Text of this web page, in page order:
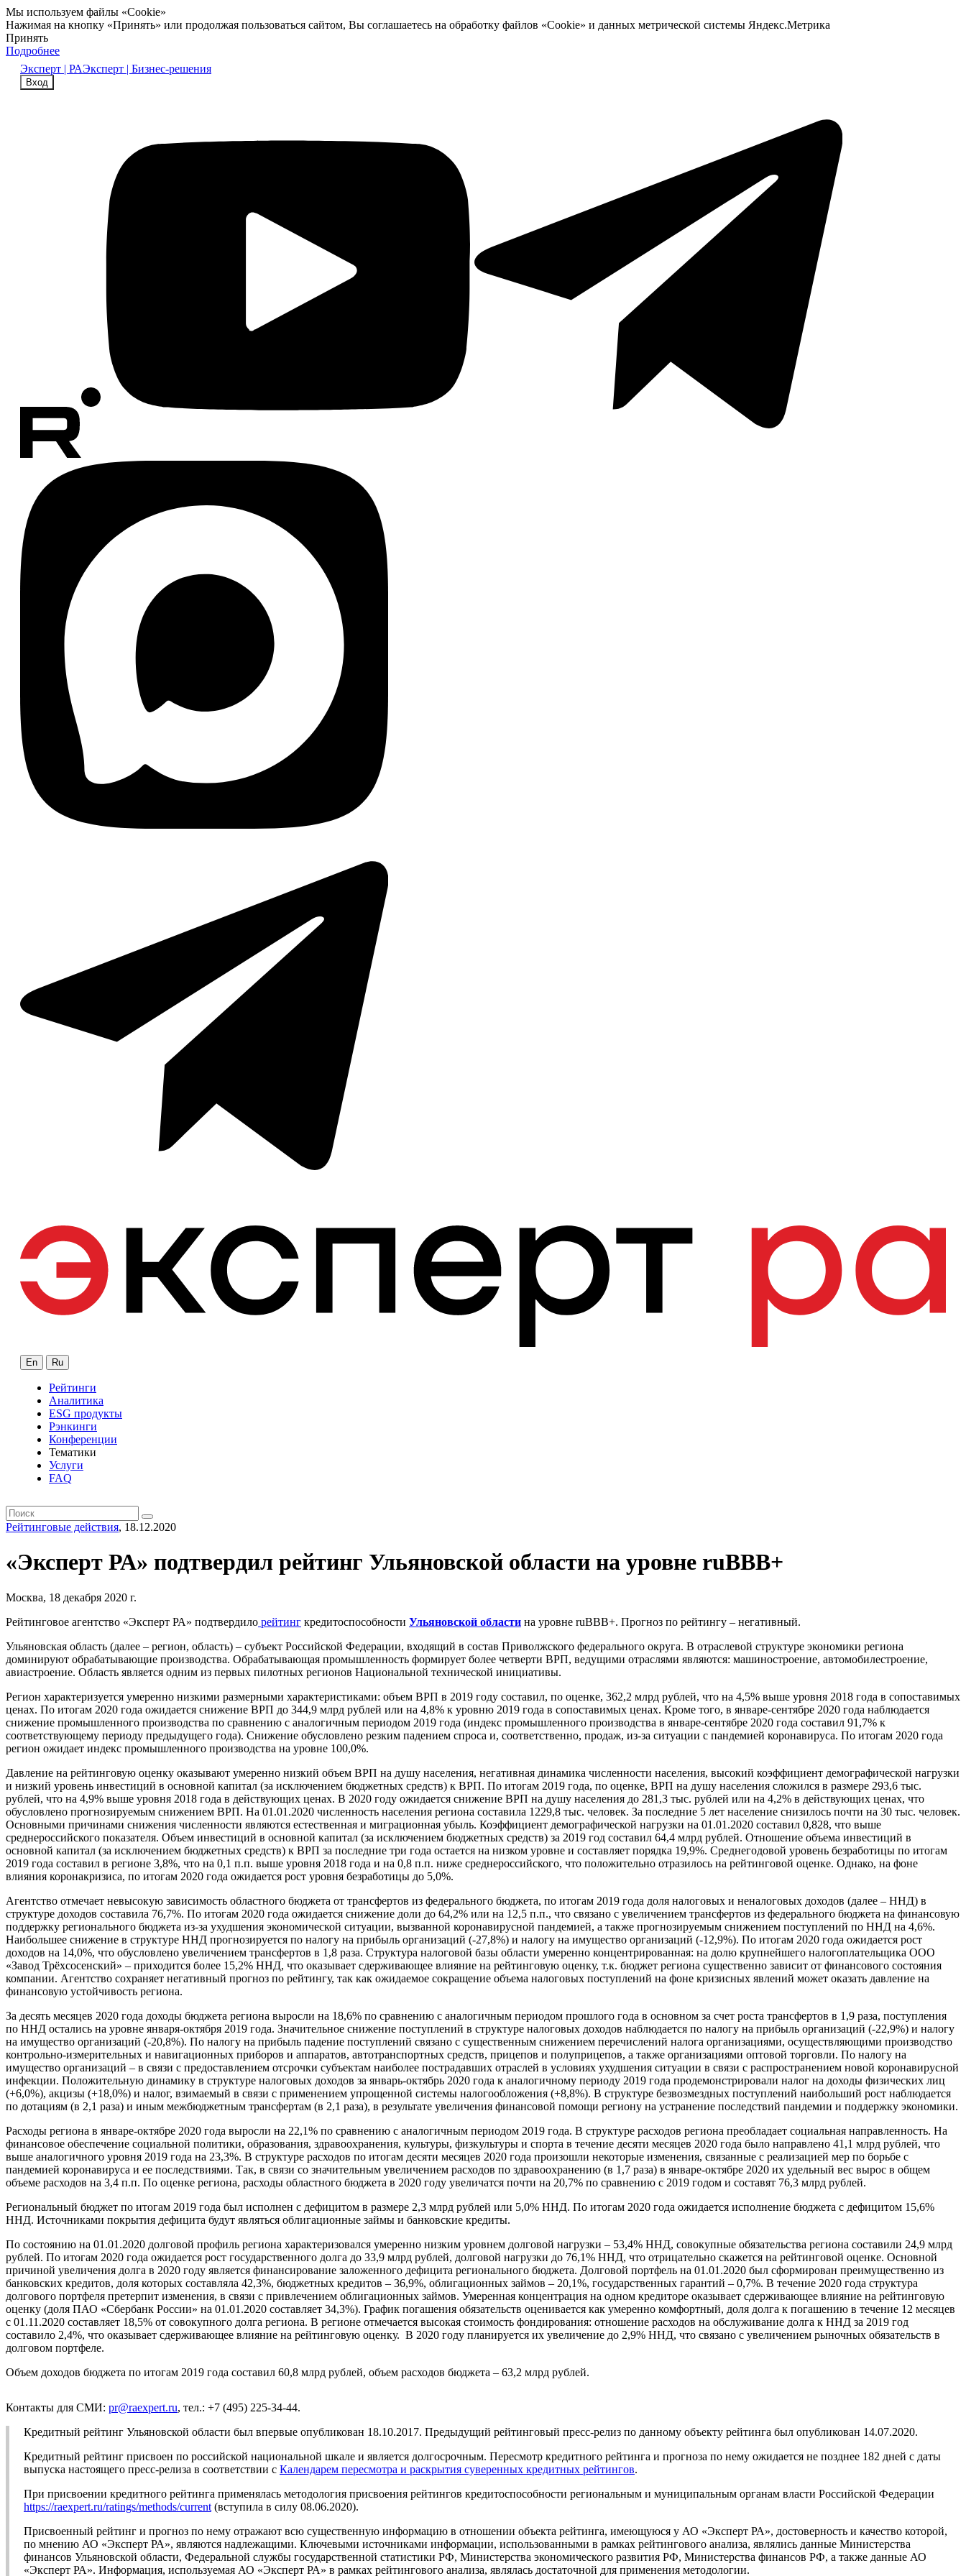
Мы используем файлы «Cookie»
Нажимая на кнопку «Принять» или продолжая пользоваться сайтом, Вы соглашаетесь на обработку файлов «Cookie» и данных метрической системы Яндекс.Метрика
Принять
Подробнее
Эксперт | РАЭксперт | Бизнес-решения
Вход
En Ru
Рейтинги
Аналитика
ESG продукты
Рэнкинги
Конференции
Тематики
Услуги
FAQ
Рейтинговые действия, 18.12.2020
«Эксперт РА» подтвердил рейтинг Ульяновской области на уровне ruВВВ+
Москва, 18 декабря 2020 г.
Рейтинговое агентство «Эксперт РА» подтвердило рейтинг кредитоспособности Ульяновской области на уровне ruВВВ+. Прогноз по рейтингу – негативный.
Ульяновская область (далее – регион, область) – субъект Российской Федерации, входящий в состав Приволжского федерального округа. В отраслевой структуре экономики региона
доминируют обрабатывающие производства. Обрабатывающая промышленность формирует более четверти ВРП, ведущими отраслями являются: машиностроение, автомобилестроение,
авиастроение. Область является одним из первых пилотных регионов Национальной технической инициативы.
Регион характеризуется умеренно низкими размерными характеристиками: объем ВРП в 2019 году составил, по оценке, 362,2 млрд рублей, что на 4,5% выше уровня 2018 года в сопоставимых
ценах. По итогам 2020 года ожидается снижение ВРП до 344,9 млрд рублей или на 4,8% к уровню 2019 года в сопоставимых ценах. Кроме того, в январе-сентябре 2020 года наблюдается
снижение промышленного производства по сравнению с аналогичным периодом 2019 года (индекс промышленного производства в январе-сентябре 2020 года составил 91,7% к
соответствующему периоду предыдущего года). Снижение обусловлено резким падением спроса и, соответственно, продаж, из-за ситуации с пандемией коронавируса. По итогам 2020 года
регион ожидает индекс промышленного производства на уровне 100,0%.
Давление на рейтинговую оценку оказывают умеренно низкий объем ВРП на душу населения, негативная динамика численности населения, высокий коэффициент демографической нагрузки
и низкий уровень инвестиций в основной капитал (за исключением бюджетных средств) к ВРП. По итогам 2019 года, по оценке, ВРП на душу населения сложился в размере 293,6 тыс.
рублей, что на 4,9% выше уровня 2018 года в действующих ценах. В 2020 году ожидается снижение ВРП на душу населения до 281,3 тыс. рублей или на 4,2% в действующих ценах, что
обусловлено прогнозируемым снижением ВРП. На 01.01.2020 численность населения региона составила 1229,8 тыс. человек. За последние 5 лет население снизилось почти на 30 тыс. человек.
Основными причинами снижения численности являются естественная и миграционная убыль. Коэффициент демографической нагрузки на 01.01.2020 составил 0,828, что выше
среднероссийского показателя. Объем инвестиций в основной капитал (за исключением бюджетных средств) за 2019 год составил 64,4 млрд рублей. Отношение объема инвестиций в
основной капитал (за исключением бюджетных средств) к ВРП за последние три года остается на низком уровне и составляет порядка 19,9%. Среднегодовой уровень безработицы по итогам
2019 года составил в регионе 3,8%, что на 0,1 п.п. выше уровня 2018 года и на 0,8 п.п. ниже среднероссийского, что положительно отразилось на рейтинговой оценке. Однако, на фоне
влияния коронакризиса, по итогам 2020 года ожидается рост уровня безработицы до 5,0%.
Агентство отмечает невысокую зависимость областного бюджета от трансфертов из федерального бюджета, по итогам 2019 года доля налоговых и неналоговых доходов (далее – ННД) в
структуре доходов составила 76,7%. По итогам 2020 года ожидается снижение доли до 64,2% или на 12,5 п.п., что связано с увеличением трансфертов из федерального бюджета на финансовую
поддержку регионального бюджета из-за ухудшения экономической ситуации, вызванной коронавирусной пандемией, а также прогнозируемым снижением поступлений по ННД на 4,6%.
Наибольшее снижение в структуре ННД прогнозируется по налогу на прибыль организаций (-27,8%) и налогу на имущество организаций (-12,9%). По итогам 2020 года ожидается рост
доходов на 14,0%, что обусловлено увеличением трансфертов в 1,8 раза. Структура налоговой базы области умеренно концентрированная: на долю крупнейшего налогоплательщика ООО
«Завод Трёхсосенский» – приходится более 15,2% ННД, что оказывает сдерживающее влияние на рейтинговую оценку, т.к. бюджет региона существенно зависит от финансового состояния
компании. Агентство сохраняет негативный прогноз по рейтингу, так как ожидаемое сокращение объема налоговых поступлений на фоне кризисных явлений может оказать давление на
финансовую устойчивость региона.
За десять месяцев 2020 года доходы бюджета региона выросли на 18,6% по сравнению с аналогичным периодом прошлого года в основном за счет роста трансфертов в 1,9 раза, поступления
по ННД остались на уровне января-октября 2019 года. Значительное снижение поступлений в структуре налоговых доходов наблюдается по налогу на прибыль организаций (-22,9%) и налогу
на имущество организаций (-20,8%). По налогу на прибыль падение поступлений связано с существенным снижением перечислений налога организациями, осуществляющими производство
контрольно-измерительных и навигационных приборов и аппаратов, автотранспортных средств, прицепов и полуприцепов, а также организациями оптовой торговли. По налогу на
имущество организаций – в связи с предоставлением отсрочки субъектам наиболее пострадавших отраслей в условиях ухудшения ситуации в связи с распространением новой коронавирусной
инфекции. Положительную динамику в структуре налоговых доходов за январь-октябрь 2020 года к аналогичному периоду 2019 года продемонстрировали налог на доходы физических лиц
(+6,0%), акцизы (+18,0%) и налог, взимаемый в связи с применением упрощенной системы налогообложения (+8,8%). В структуре безвозмездных поступлений наибольший рост наблюдается
по дотациям (в 2,1 раза) и иным межбюджетным трансфертам (в 2,1 раза), в результате увеличения финансовой помощи региону на устранение последствий пандемии и поддержку экономики.
Расходы региона в январе-октябре 2020 года выросли на 22,1% по сравнению с аналогичным периодом 2019 года. В структуре расходов региона преобладает социальная направленность. На
финансовое обеспечение социальной политики, образования, здравоохранения, культуры, физкультуры и спорта в течение десяти месяцев 2020 года было направлено 41,1 млрд рублей, что
выше аналогичного уровня 2019 года на 23,3%. В структуре расходов по итогам десяти месяцев 2020 года произошли некоторые изменения, связанные с реализацией мер по борьбе с
пандемией коронавируса и ее последствиями. Так, в связи со значительным увеличением расходов по здравоохранению (в 1,7 раза) в январе-октябре 2020 их удельный вес вырос в общем
объеме расходов на 3,4 п.п. По оценке региона, расходы областного бюджета в 2020 году увеличатся почти на 20,7% по сравнению с 2019 годом и составят 76,3 млрд рублей.
Региональный бюджет по итогам 2019 года был исполнен с дефицитом в размере 2,3 млрд рублей или 5,0% ННД. По итогам 2020 года ожидается исполнение бюджета с дефицитом 15,6%
ННД. Источниками покрытия дефицита будут являться облигационные займы и банковские кредиты.
По состоянию на 01.01.2020 долговой профиль региона характеризовался умеренно низким уровнем долговой нагрузки – 53,4% ННД, совокупные обязательства региона составили 24,9 млрд
рублей. По итогам 2020 года ожидается рост государственного долга до 33,9 млрд рублей, долговой нагрузки до 76,1% ННД, что отрицательно скажется на рейтинговой оценке. Основной
причиной увеличения долга в 2020 году является финансирование заложенного дефицита регионального бюджета. Долговой портфель на 01.01.2020 был сформирован преимущественно из
банковских кредитов, доля которых составляла 42,3%, бюджетных кредитов – 36,9%, облигационных займов – 20,1%, государственных гарантий – 0,7%. В течение 2020 года структура
долгового портфеля претерпит изменения, в связи с привлечением облигационных займов. Умеренная концентрация на одном кредиторе оказывает сдерживающее влияние на рейтинговую
оценку (доля ПАО «Сбербанк России» на 01.01.2020 составляет 34,3%). График погашения обязательств оценивается как умеренно комфортный, доля долга к погашению в течение 12 месяцев
с 01.11.2020 составляет 18,5% от совокупного долга региона. В регионе отмечается высокая стоимость фондирования: отношение расходов на обслуживание долга к ННД за 2019 год
составило 2,4%, что оказывает сдерживающее влияние на рейтинговую оценку. В 2020 году планируется их увеличение до 2,9% ННД, что связано с увеличением рыночных обязательств в
долговом портфеле.
Объем доходов бюджета по итогам 2019 года составил 60,8 млрд рублей, объем расходов бюджета – 63,2 млрд рублей.
Контакты для СМИ: pr@raexpert.ru, тел.: +7 (495) 225-34-44.
Кредитный рейтинг Ульяновской области был впервые опубликован 18.10.2017. Предыдущий рейтинговый пресс-релиз по данному объекту рейтинга был опубликован 14.07.2020.
Кредитный рейтинг присвоен по российской национальной шкале и является долгосрочным. Пересмотр кредитного рейтинга и прогноза по нему ожидается не позднее 182 дней с даты
выпуска настоящего пресс-релиза в соответствии с Календарем пересмотра и раскрытия суверенных кредитных рейтингов.
При присвоении кредитного рейтинга применялась методология присвоения рейтингов кредитоспособности региональным и муниципальным органам власти Российской Федерации
https://raexpert.ru/ratings/methods/current (вступила в силу 08.06.2020).
Присвоенный рейтинг и прогноз по нему отражают всю существенную информацию в отношении объекта рейтинга, имеющуюся у АО «Эксперт РА», достоверность и качество которой,
по мнению АО «Эксперт РА», являются надлежащими. Ключевыми источниками информации, использованными в рамках рейтингового анализа, являлись данные Министерства
финансов Ульяновской области, Федеральной службы государственной статистики РФ, Министерства экономического развития РФ, Министерства финансов РФ, а также данные АО
«Эксперт РА». Информация, используемая АО «Эксперт РА» в рамках рейтингового анализа, являлась достаточной для применения методологии.